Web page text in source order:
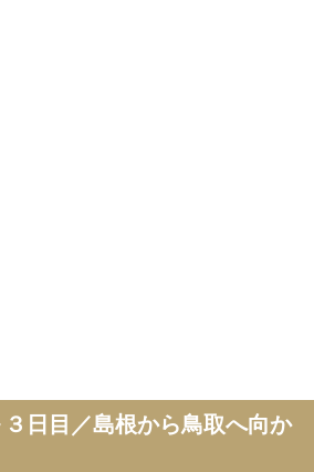
日目／島根から鳥取へ向か